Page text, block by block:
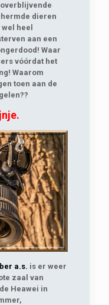
dieren
heel
aan een
Waar
vóórdat het
Waarom
toen aan de
a.s. is er weer
zaal van
Heawei in